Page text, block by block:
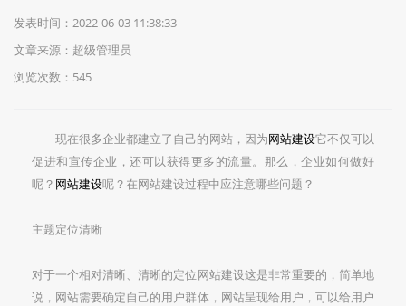
发表时间：2022-06-03 11:38:33
文章来源：超级管理员
浏览次数：545
现在很多企业都建立了自己的网站，因为网站建设它不仅可以
促进和宣传企业，还可以获得更多的流量。那么，企业如何做好
呢？ 网站建设呢？在网站建设过程中应注意哪些问题？
主题定位清晰
对于一个相对清晰、清晰的定位网站建设这是非常重要的，简单地
说，网站需要确定自己的用户群体，网站呈现给用户，可以给用户